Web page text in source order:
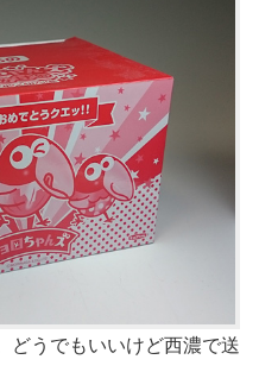
どうでもいいけど西濃で送